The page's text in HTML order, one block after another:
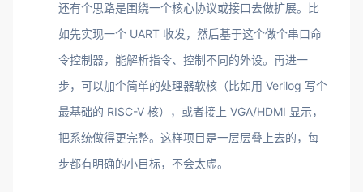
还有个思路是围绕一个核心协议或接口去做扩展。比
如先实现一个 UART 收发，然后基于这个做个串口命
令控制器，能解析指令、控制不同的外设。再进一
步，可以加个简单的处理器软核（比如用 Verilog 写个
最基础的 RISC-V 核），或者接上 VGA/HDMI 显示，
把系统做得更完整。这样项目是一层层叠上去的，每
步都有明确的小目标，不会太虚。